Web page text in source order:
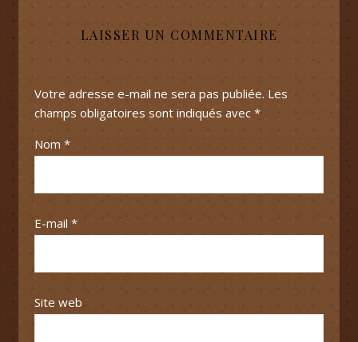
LAISSER UN COMMENTAIRE
Votre adresse e-mail ne sera pas publiée. Les
champs obligatoires sont indiqués avec *
Nom *
E-mail *
Site web